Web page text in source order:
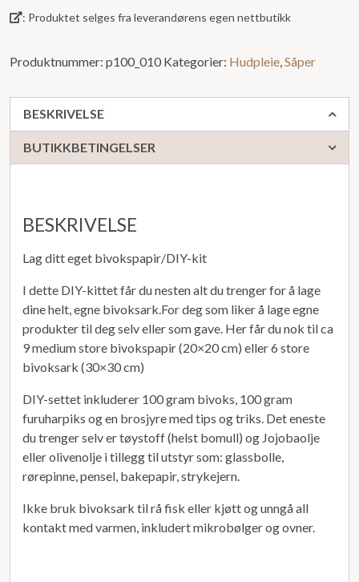
av: Produktet selges fra leverandørens egen nettbutikk
Produktnummer: p100_010 Kategorier: Hudpleie,Såper
BESKRIVELSE
BUTIKKBETINGELSER
BESKRIVELSE
Lag ditt eget bivokspapir/DIY-kit
I dette DIY-kittet får du nesten alt du trenger for å lage
dine helt, egne bivoksark.For deg som liker å lage egne
produkter til deg selv eller som gave. Her får du nok til ca
9 medium store bivokspapir (20×20 cm) eller 6 store
bivoksark (30×30 cm)
DIY-settet inkluderer 100 gram bivoks, 100 gram
furuharpiks og en brosjyre med tips og triks. Det eneste
du trenger selv er tøystoff (helst bomull) og Jojobaolje
eller olivenolje i tillegg til utstyr som: glassbolle,
rørepinne, pensel, bakepapir, strykejern.
Ikke bruk bivoksark til rå fisk eller kjøtt og unngå all
kontakt med varmen, inkludert mikrobølger og ovner.